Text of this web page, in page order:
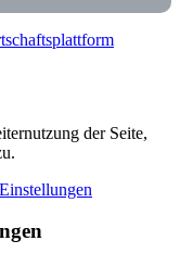
der Seite,
Einstellungen